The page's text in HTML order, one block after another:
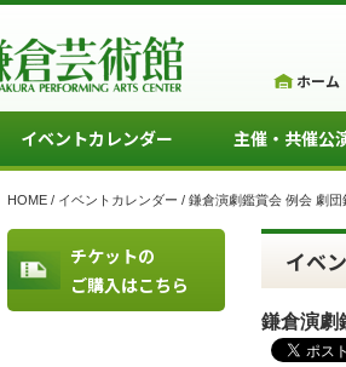
ホーム
イベントカレンダー 主催・共催公
HOME / イベントカレンダー / 鎌倉演劇鑑賞会 例会 劇団
チケットの
ご購入はこちら
イベ
鎌倉演劇